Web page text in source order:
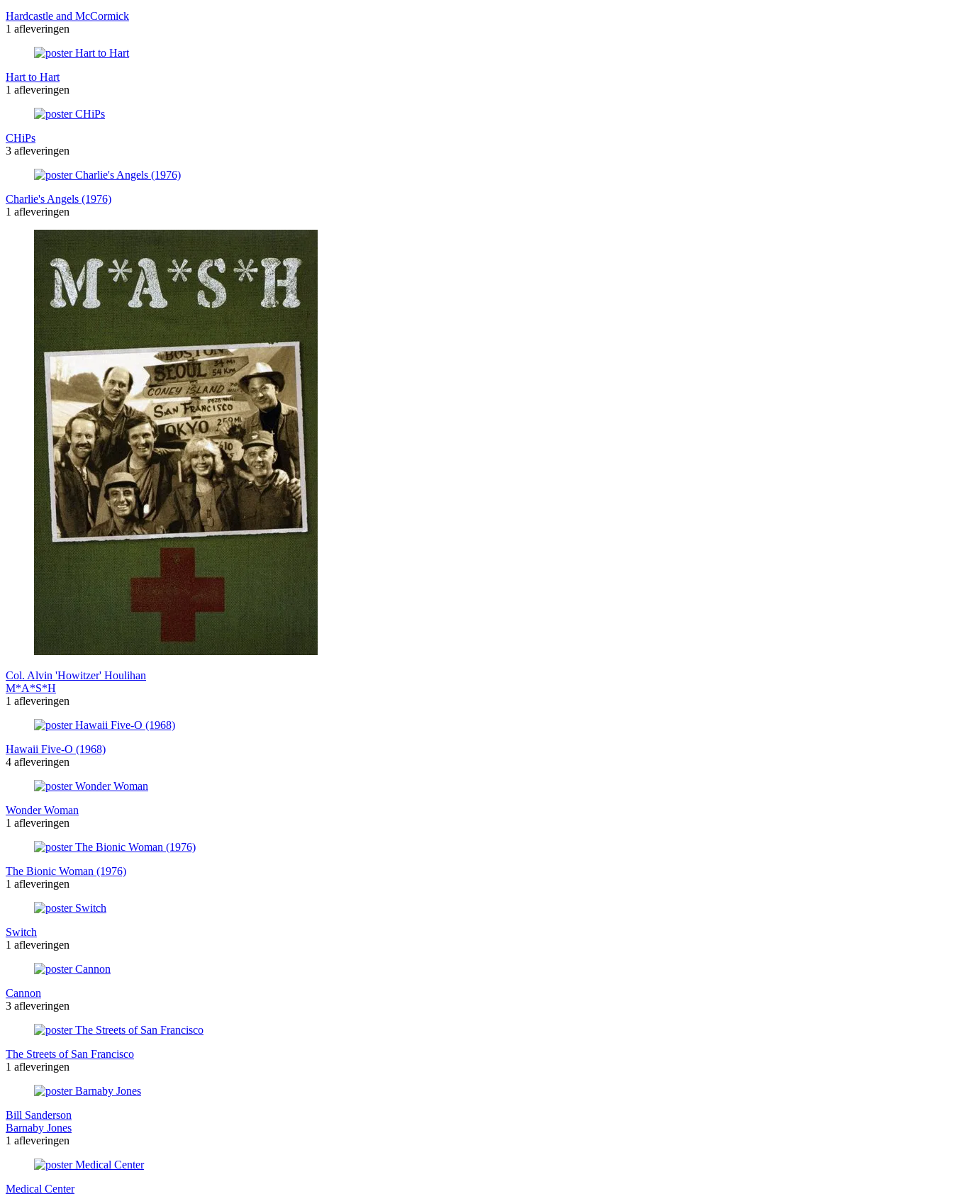
Hardcastle and McCormick
1 afleveringen
Hart to Hart
1 afleveringen
CHiPs
3 afleveringen
Charlie's Angels (1976)
1 afleveringen
Col. Alvin 'Howitzer' Houlihan
M*A*S*H
1 afleveringen
Hawaii Five-O (1968)
4 afleveringen
Wonder Woman
1 afleveringen
The Bionic Woman (1976)
1 afleveringen
Switch
1 afleveringen
Cannon
3 afleveringen
The Streets of San Francisco
1 afleveringen
Bill Sanderson
Barnaby Jones
1 afleveringen
Medical Center